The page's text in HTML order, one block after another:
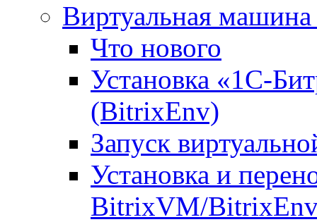
Виртуальная
Что нового
Установка «1С-
(BitrixEnv)
Запуск
Установка и
BitrixVM/